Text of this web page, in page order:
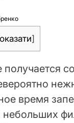
]
время
небольших